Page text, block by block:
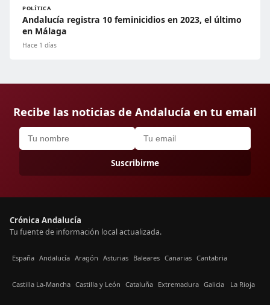
POLÍTICA
Andalucía registra 10 feminicidios en 2023, el último
en Málaga
Hace 1 días
Recibe las noticias de Andalucía en tu email
Suscribirme
Crónica Andalucía
Tu fuente de información local actualizada.
España Andalucía Aragón Asturias Baleares Canarias Cantabria
Castilla La-Mancha Castilla y León Cataluña Extremadura Galicia La Rioja